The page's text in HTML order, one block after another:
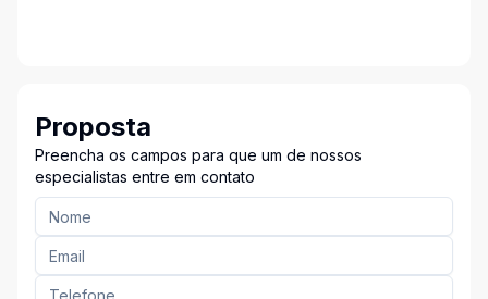
Proposta
Preencha os campos para que um de nossos
especialistas entre em contato